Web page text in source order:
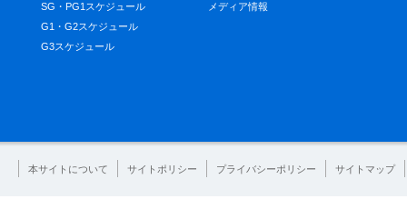
SG・PG1スケジュール
G1・G2スケジュール
G3スケジュール
メディア情報
本サイトについて サイトポリシー プライバシーポリシー サイトマップ